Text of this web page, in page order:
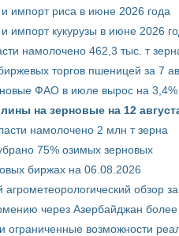
импорт риса в июне 2026 года
импорт кукурузы в июне 2026
намолочено 462,3 тыс. т
торгов пшеницей за 7
ФАО в июле вырос на 3,4%
на зерновые на 12
намолочено 2 млн т зерна
75% озимых зерновых
биржах на 06.08.2026
агрометеорологический обзор
через Азербайджан более
ограниченные возможности